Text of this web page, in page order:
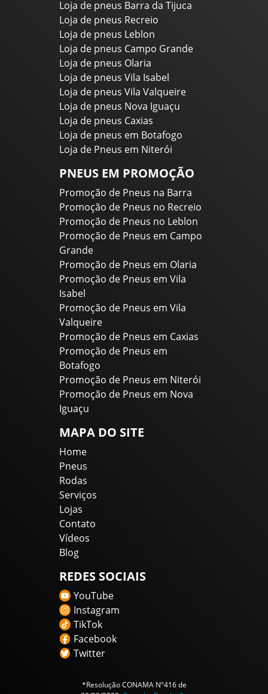
Loja de pneus Barra da Tijuca
Loja de pneus Recreio
Loja de pneus Leblon
Loja de pneus Campo Grande
Loja de pneus Olaria
Loja de pneus Vila Isabel
Loja de pneus Vila Valqueire
Loja de pneus Nova Iguaçu
Loja de pneus Caxias
Loja de pneus em Botafogo
Loja de Pneus em Niterói
PNEUS EM PROMOÇÃO
Promoção de Pneus na Barra
Promoção de Pneus no Recreio
Promoção de Pneus no Leblon
Promoção de Pneus em Campo
Grande
Promoção de Pneus em Olaria
Promoção de Pneus em Vila
Isabel
Promoção de Pneus em Vila
Valqueire
Promoção de Pneus em Caxias
Promoção de Pneus em
Botafogo
Promoção de Pneus em Niterói
Promoção de Pneus em Nova
Iguaçu
MAPA DO SITE
Home
Pneus
Rodas
Serviços
Lojas
Contato
Vídeos
Blog
REDES SOCIAIS
YouTube
Instagram
TikTok
Facebook
Twitter
*Resolução CONAMA Nº416 de